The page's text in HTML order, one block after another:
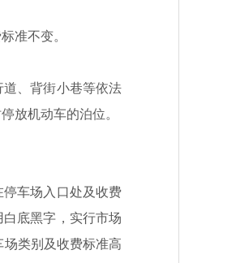
准不变。
、背街小巷等依法
放机动车的泊位。
车场入口处及收费
白 底黑字 ， 实行市场
类别及收费标准高